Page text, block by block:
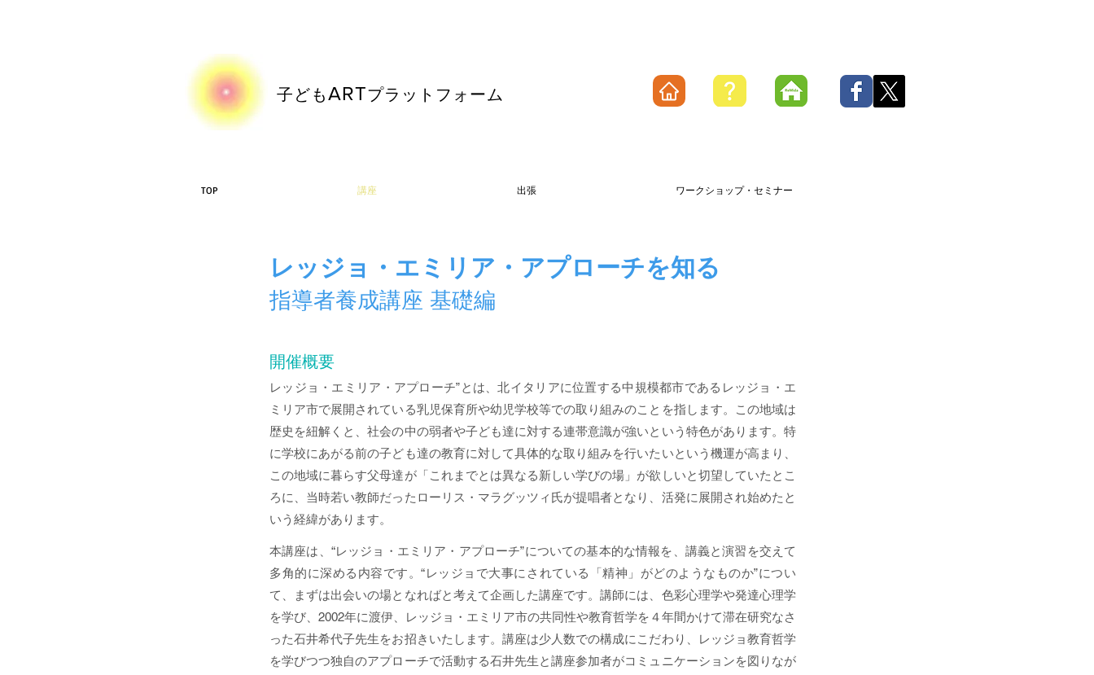
​子どもARTプラットフォーム
TOP 講座 出張 ワークショップ・セミナー
レッジョ・エミリア・アプローチを知る
指導者養成講座 基礎編
開催概要
レッジョ・エミリア・アプローチ”とは、北イタリアに位置する中規模都市であるレッジョ・エ
ミリア市で展開されている乳児保育所や幼児学校等での取り組みのことを指します。この地域は
歴史を紐解くと、社会の中の弱者や子ども達に対する連帯意識が強いという特色があります。特
に学校にあがる前の子ども達の教育に対して具体的な取り組みを行いたいという機運が高まり、
この地域に暮らす父母達が「これまでとは異なる新しい学びの場」が欲しいと切望していたとこ
ろに、当時若い教師だったローリス・マラグッツィ氏が提唱者となり、活発に展開され始めたと
いう経緯があります。
本講座は、“レッジョ・エミリア・アプローチ”についての基本的な情報を、講義と演習を交えて
多角的に深める内容です。“レッジョで大事にされている「精神」がどのようなものか”につい
て、まずは出会いの場となればと考えて企画した講座です。講師には、色彩心理学や発達心理学
を学び、2002年に渡伊、レッジョ・エミリア市の共同性や教育哲学を４年間かけて滞在研究なさ
った石井希代子先生をお招きいたします。講座は少人数での構成にこだわり、レッジョ教育哲学
を学びつつ独自のアプローチで活動する石井先生と講座参加者がコミュニケーションを図りなが